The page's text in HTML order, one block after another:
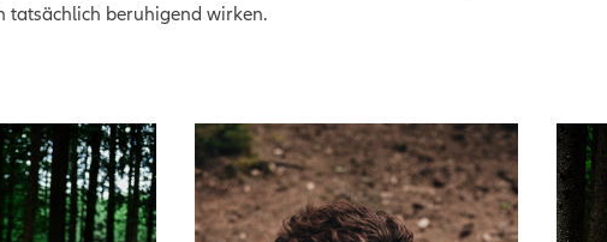
tatsächlich beruhigend wirken.